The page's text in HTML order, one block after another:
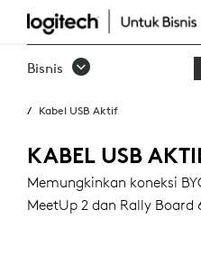
KABEL
USB
Bisnis
Kabel USB Aktif
KABEL USB
Memungkinkan koneksi
MeetUp 2 dan Rally Board